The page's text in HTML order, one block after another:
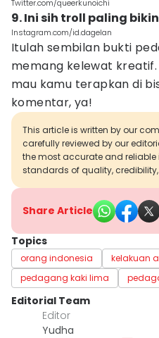
Twitter.com/queerkunoichi
9. Ini sih troll paling
Instagram.com/id.dagelan
Itulah sembilan bukti
memang kelewat
mau kamu terapkan di
komentar, ya!
This article is written by our
carefully reviewed by our
the most accurate and
standards of quality,
Share Article
Topics
orang indonesia kelakuan
pedagang kaki lima
Editorial Team
Editor
Yudha ‎